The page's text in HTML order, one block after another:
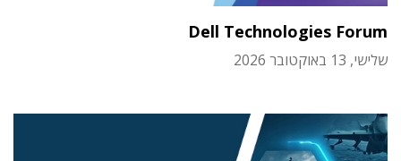
Dell Technologies Forum
שלישי, 13 באוקטובר 2026